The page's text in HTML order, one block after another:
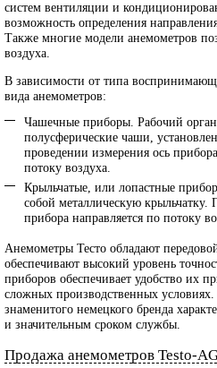
систем вентиляции и
возможность определения
Также многие модели анемометров
воздуха.
В зависимости от типа
вида анемометров:
Чашечные приборы. Рабочий орган
полусферические чаши,
проведении измерения ось
потоку воздуха.
Крыльчатые, или лопастные
собой металлическую
прибора направляется по потоку
Анемометры Тесто обладают
обеспечивают высокий уровень
приборов обеспечивает удобство их
сложных производственных условиях.
знаменитого немецкого бренда
и значительным сроком службы.
Продажа анемометров Testo-